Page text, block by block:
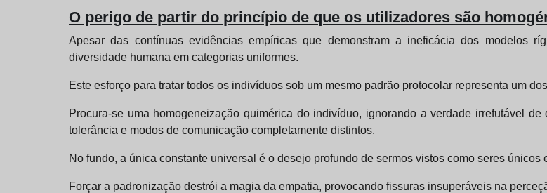
O perigo de partir do princípio de que os utilizadores são
Apesar das contínuas evidências empíricas que demonstram a ineficácia dos modelos
diversidade humana em categorias uniformes.
Este esforço para tratar todos os indivíduos sob um mesmo padrão protocolar representa um
Procura-se uma homogeneização quimérica do indivíduo, ignorando a verdade irrefutável
tolerância e modos de comunicação completamente distintos.
No fundo, a única constante universal é o desejo profundo de sermos vistos como seres
Forçar a padronização destrói a magia da empatia, provocando fissuras insuperáveis na